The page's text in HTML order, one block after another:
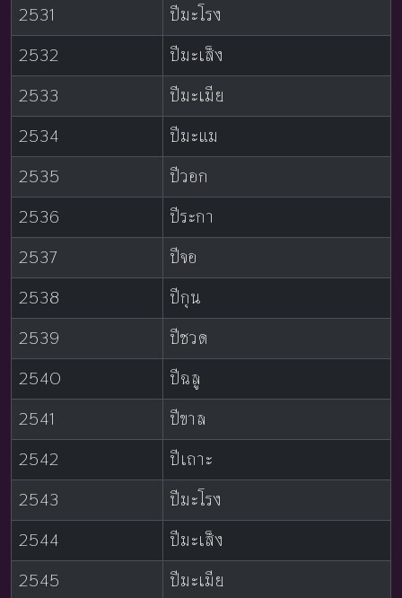
2531
ปีมะโรง
2532
ปีมะเส็ง
2533
ปีมะเมีย
2534
ปีมะแม
2535
ปีวอก
2536
ปีระกา
2537
ปีจอ
2538
ปีกุน
2539
ปีชวด
2540
ปีฉลู
2541
ปีขาล
2542
ปีเถาะ
2543
ปีมะโรง
2544
ปีมะเส็ง
2545
ปีมะเมีย